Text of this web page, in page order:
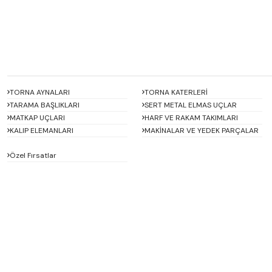
TORNA AYNALARI TORNA KATERLERİ
TARAMA BAŞLIKLARI
SERT METAL ELMAS UÇLAR
MATKAP UÇLARI
HARF VE RAKAM TAKIMLARI
KALIP ELEMANLARI
MAKİNALAR VE YEDEK PARÇALAR
Özel Fırsatlar